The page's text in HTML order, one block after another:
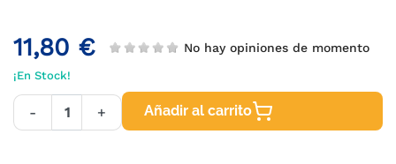
11,80 € No hay opiniones de momento
¡En Stock!
- + Añadir al carrito